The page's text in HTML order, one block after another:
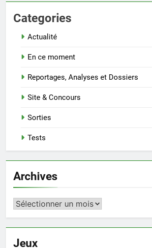
Categories
Actualité
En ce moment
Reportages, Analyses et Dossiers
Site & Concours
Sorties
Tests
Archives
Archives
Jeux